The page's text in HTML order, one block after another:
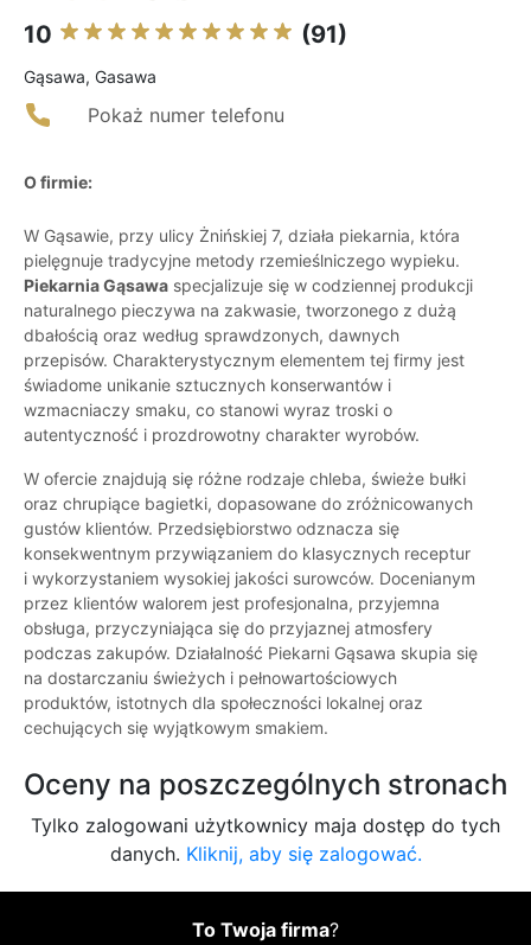
10 (91)
Gąsawa, Gasawa
Pokaż numer telefonu
O firmie:
W Gąsawie, przy ulicy Żnińskiej 7, działa piekarnia, która
pielęgnuje tradycyjne metody rzemieślniczego wypieku.
Piekarnia Gąsawa specjalizuje się w codziennej produkcji
naturalnego pieczywa na zakwasie, tworzonego z dużą
dbałością oraz według sprawdzonych, dawnych
przepisów. Charakterystycznym elementem tej firmy jest
świadome unikanie sztucznych konserwantów i
wzmacniaczy smaku, co stanowi wyraz troski o
autentyczność i prozdrowotny charakter wyrobów.
W ofercie znajdują się różne rodzaje chleba, świeże bułki
oraz chrupiące bagietki, dopasowane do zróżnicowanych
gustów klientów. Przedsiębiorstwo odznacza się
konsekwentnym przywiązaniem do klasycznych receptur
i wykorzystaniem wysokiej jakości surowców. Docenianym
przez klientów walorem jest profesjonalna, przyjemna
obsługa, przyczyniająca się do przyjaznej atmosfery
podczas zakupów. Działalność Piekarni Gąsawa skupia się
na dostarczaniu świeżych i pełnowartościowych
produktów, istotnych dla społeczności lokalnej oraz
cechujących się wyjątkowym smakiem.
Oceny na poszczególnych stronach
Tylko zalogowani użytkownicy maja dostęp do tych
danych. Kliknij, aby się zalogować.
To Twoja firma?